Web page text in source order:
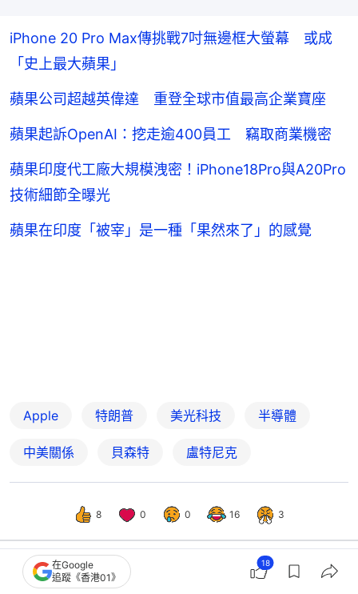
iPhone 20 Pro Max傳挑戰7吋無邊框大螢幕 或成
「史上最大蘋果」
蘋果公司超越英偉達 重登全球市值最高企業寶座
蘋果起訴OpenAI：挖走逾400員工 竊取商業機密
蘋果印度代工廠大規模洩密！iPhone18Pro與A20Pro
技術細節全曝光
蘋果在印度「被宰」是一種「果然來了」的感覺
Apple 特朗普 美光科技 半導體
中美關係 貝森特 盧特尼克
8 0 0 16 3
國際 世界專題
在Google
追蹤《香港01》
18